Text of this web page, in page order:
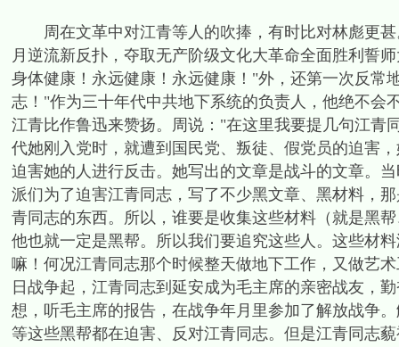
周在文革中对江青等人的吹捧，有时比对林彪更甚
月逆流新反扑，夺取无产阶级文化大革命全面胜利誓
身体健康！永远健康！永远健康！"外，还第一次反常
志！"作为三十年代中共地下系统的负责人，他绝不会
江青比作鲁迅来赞扬。周说："在这里我要提几句江青
代她刚入党时，就遭到国民党、叛徒、假党员的迫害
迫害她的人进行反击。她写出的文章是战斗的文章。
派们为了迫害江青同志，写了不少黑文章、黑材料，
青同志的东西。所以，谁要是收集这些材料（就是黑
他也就一定是黑帮。所以我们要追究这些人。这些材
嘛！何况江青同志那个时候整天做地下工作，又做艺
日战争起，江青同志到延安成为毛主席的亲密战友，
想，听毛主席的报告，在战争年月里参加了解放战争
等这些黑帮都在迫害、反对江青同志。但是江青同志